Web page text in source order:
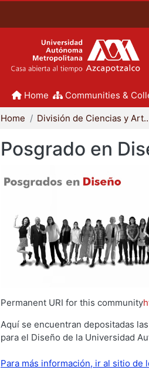
Home Communities &
Home División de Ciencias
Posgrado en
Permanent URI for this community
Aquí se encuentran depositadas
para el Diseño de la Universidad
Para más información, ir al sitio de